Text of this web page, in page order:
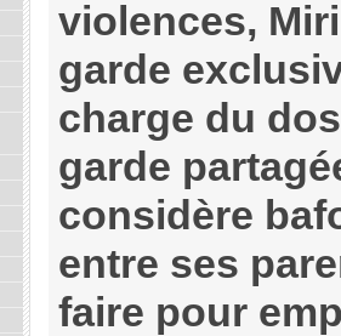
violences,
garde
charge du
garde
considère
entre ses
faire pour